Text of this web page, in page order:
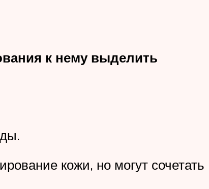
к нему выделить
кожи, но могут сочетать